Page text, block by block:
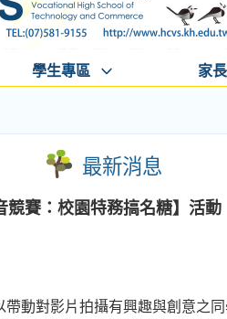
學生專區 家
最新消息
賽：校園特務搞名糖】活動
動對影片拍攝有興趣與創意之